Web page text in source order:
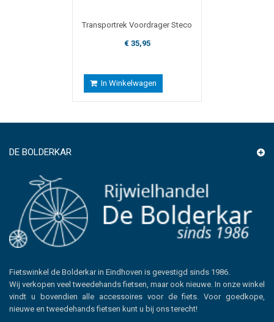
In Winkelwagen
Transportrek Voordrager Steco
€ 35,95
DE BOLDERKAR
Fietswinkel de Bolderkar in Eindhoven is gevestigd sinds 1986.
Wij verkopen veel tweedehands fietsen, maar ook nieuwe. In onze winkel
vindt u bovendien alle accessoires voor de fiets. Voor goedkope,
nieuwe en tweedehands fietsen kunt u bij ons terecht!